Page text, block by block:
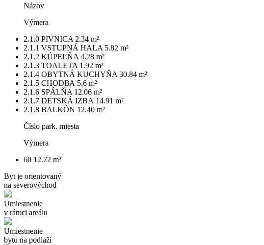
Názov
Výmera
2.1.0 PIVNICA 2.34 m²
2.1.1 VSTUPNÁ HALA 5.82 m²
2.1.2 KÚPEĽŇA 4.28 m²
2.1.3 TOALETA 1.92 m²
2.1.4 ОBYTNÁ KUCHYŇA 30.84 m²
2.1.5 CHODВА 5.6 m²
2.1.6 SPÁLŇA 12.06 m²
2.1.7 DETSKÁ IZBА 14.91 m²
2.1.8 BALKÓN 12.40 m²
Číslo park. miesta
Výmera
60 12.72 m²
Byt je orientovaný
na severovýchod
Umiestnenie
v rámci areálu
Umiestnenie
bytu na podlaží